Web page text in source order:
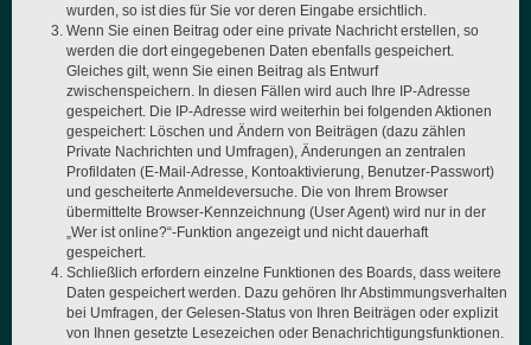
wurden, so ist dies für Sie vor deren Eingabe ersichtlich.
Wenn Sie einen Beitrag oder eine private Nachricht erstellen, so
werden die dort eingegebenen Daten ebenfalls gespeichert.
Gleiches gilt, wenn Sie einen Beitrag als Entwurf
zwischenspeichern. In diesen Fällen wird auch Ihre IP-Adresse
gespeichert. Die IP-Adresse wird weiterhin bei folgenden Aktionen
gespeichert: Löschen und Ändern von Beiträgen (dazu zählen
Private Nachrichten und Umfragen), Änderungen an zentralen
Profildaten (E-Mail-Adresse, Kontoaktivierung, Benutzer-Passwort)
und gescheiterte Anmeldeversuche. Die von Ihrem Browser
übermittelte Browser-Kennzeichnung (User Agent) wird nur in der
„Wer ist online?“-Funktion angezeigt und nicht dauerhaft
gespeichert.
Schließlich erfordern einzelne Funktionen des Boards, dass weitere
Daten gespeichert werden. Dazu gehören Ihr Abstimmungsverhalten
bei Umfragen, der Gelesen-Status von Ihren Beiträgen oder explizit
von Ihnen gesetzte Lesezeichen oder Benachrichtigungsfunktionen.